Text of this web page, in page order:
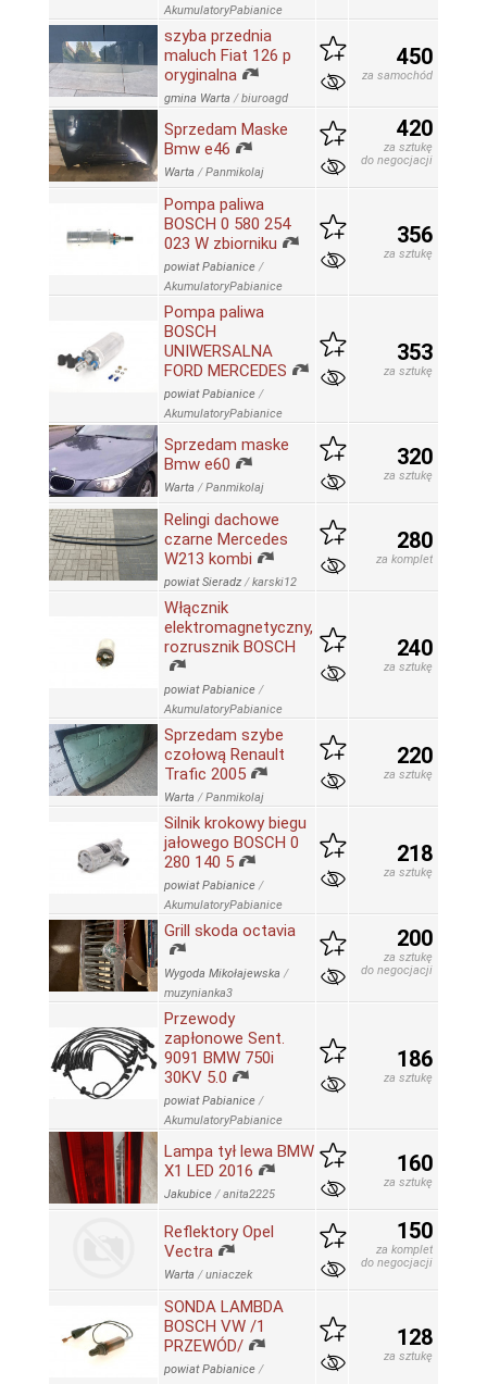
AkumulatoryPabianice
szyba przednia
maluch Fiat 126 p
oryginalna
gmina Warta /biuroagd
450
za samochód
Sprzedam Maske
Bmw e46
Warta /Panmikolaj
420
za sztukę
do negocjacji
Pompa paliwa
BOSCH 0 580 254
023 W zbiorniku
powiat Pabianice /
AkumulatoryPabianice
356
za sztukę
Pompa paliwa
BOSCH
UNIWERSALNA
FORD MERCEDES
powiat Pabianice /
AkumulatoryPabianice
353
za sztukę
Sprzedam maske
Bmw e60
Warta /Panmikolaj
320
za sztukę
Relingi dachowe
czarne Mercedes
W213 kombi
powiat Sieradz /karski12
280
za komplet
Włącznik
elektromagnetyczny,
rozrusznik BOSCH
powiat Pabianice /
AkumulatoryPabianice
240
za sztukę
Sprzedam szybe
czołową Renault
Trafic 2005
Warta /Panmikolaj
220
za sztukę
Silnik krokowy biegu
jałowego BOSCH 0
280 140 5
powiat Pabianice /
AkumulatoryPabianice
218
za sztukę
Grill skoda octavia
Wygoda Mikołajewska /
muzynianka3
200
za sztukę
do negocjacji
Przewody
zapłonowe Sent.
9091 BMW 750i
30KV 5.0
powiat Pabianice /
AkumulatoryPabianice
186
za sztukę
Lampa tył lewa BMW
X1 LED 2016
Jakubice /anita2225
160
za sztukę
Reflektory Opel
Vectra
Warta /uniaczek
150
za komplet
do negocjacji
SONDA LAMBDA
BOSCH VW /1
PRZEWÓD/
powiat Pabianice /
128
za sztukę